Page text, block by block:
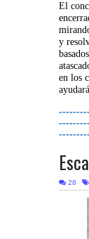
El
y
en los
28